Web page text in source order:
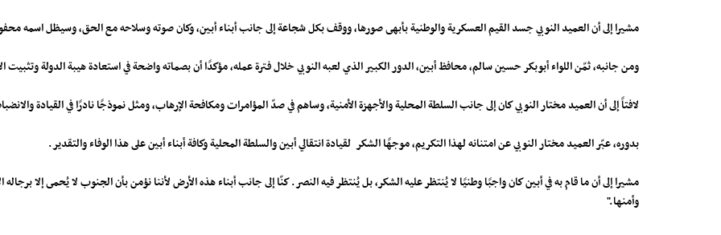
مشيرا إلى أن العميد النوبي جسد القيم العسكرية والوطنية بأبهى صورها، ووقف بكل شجاعة إلى جانب أبناء أبين، وكان صوته وسلاحه مع الحق، وسيظل اسمه
ومن جانبه، ثمّن اللواء أبوبكر حسين سالم، محافظ أبين، الدور الكبير الذي لعبه النوبي خلال فترة عمله، مؤكدًا أن بصماته واضحة في استعادة هيبة الدولة وتثبيت
لافتاً إلى أن العميد مختار النوبي كان إلى جانب السلطة المحلية والأجهزة الأمنية، وساهم في صدّ المؤامرات ومكافحة الإرهاب، ومثل نموذجًا نادرًا في القيادة
بدوره، عبّر العميد مختار النوبي عن امتنانه لهذا التكريم، موجهًا الشكر لقيادة انتقالي أبين والسلطة المحلية وكافة أبناء أبين على هذا الوفاء والتقدير.
مشيرا إلى أن ما قام به في أبين كان واجبًا وطنيًا لا يُنتظر عليه الشكر، بل يُنتظر فيه النصر. كنّا إلى جانب أبناء هذه الأرض لأننا نؤمن بأن الجنوب لا يُحمى إلا
وأمنها."